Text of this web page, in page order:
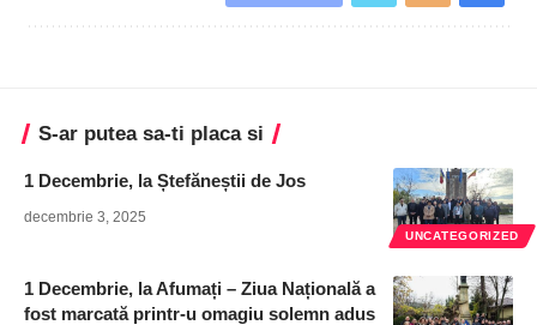
S-ar putea sa-ti placa si
UNCATEGORIZED
1 Decembrie, la Ștefăneștii de Jos
decembrie 3, 2025
1 Decembrie, la Afumați – Ziua Națională a
fost marcată printr-u omagiu solemn adus